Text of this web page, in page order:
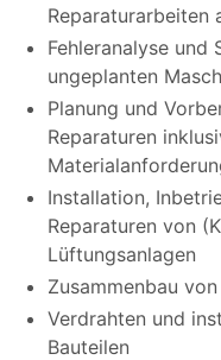
Reparaturarbeiten
Fehleranalyse und
ungeplanten
Planung und
Reparaturen
Installation,
Reparaturen von
Lüftungsanlagen
Zusammenbau
Verdrahten und
Bauteilen